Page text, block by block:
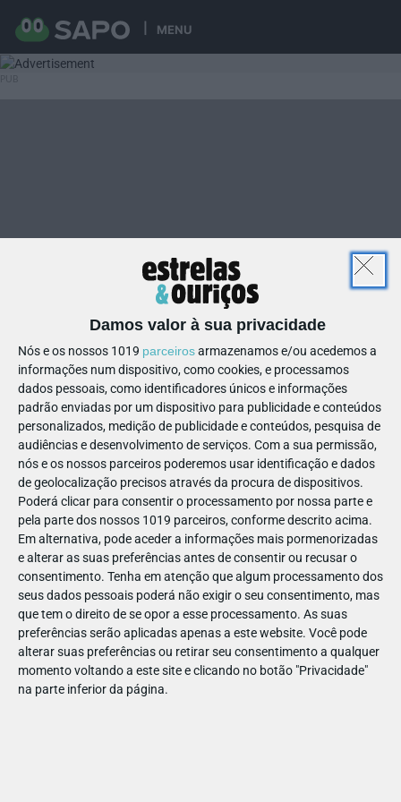
Damos valor à sua privacidade
Nós e os nossos 1019 parceirosarmazenamos e/ou acedemos a
informações num dispositivo, como cookies, e processamos
dados pessoais, como identificadores únicos e informações
padrão enviadas por um dispositivo para publicidade e conteúdos
personalizados, medição de publicidade e conteúdos, pesquisa de
audiências e desenvolvimento de serviços. Com a sua permissão,
nós e os nossos parceiros poderemos usar identificação e dados
de geolocalização precisos através da procura de dispositivos.
Poderá clicar para consentir o processamento por nossa parte e
pela parte dos nossos 1019 parceiros, conforme descrito acima.
Em alternativa, pode aceder a informações mais pormenorizadas
e alterar as suas preferências antes de consentir ou recusar o
consentimento. Tenha em atenção que algum processamento dos
seus dados pessoais poderá não exigir o seu consentimento, mas
que tem o direito de se opor a esse processamento. As suas
preferências serão aplicadas apenas a este website. Você pode
alterar suas preferências ou retirar seu consentimento a qualquer
momento voltando a este site e clicando no botão "Privacidade"
na parte inferior da página.
MENU
17
32425455340106